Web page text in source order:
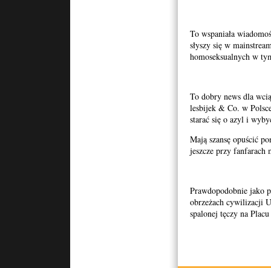
To wspaniała
słyszy się w
homoseksualnych w
To dobry news dla
lesbijek & Co. w
starać się o azyl i
Mają szansę opuścić
jeszcze przy fanfarach
Prawdopodobnie jako
obrzeżach cywilizacji
spalonej tęczy na